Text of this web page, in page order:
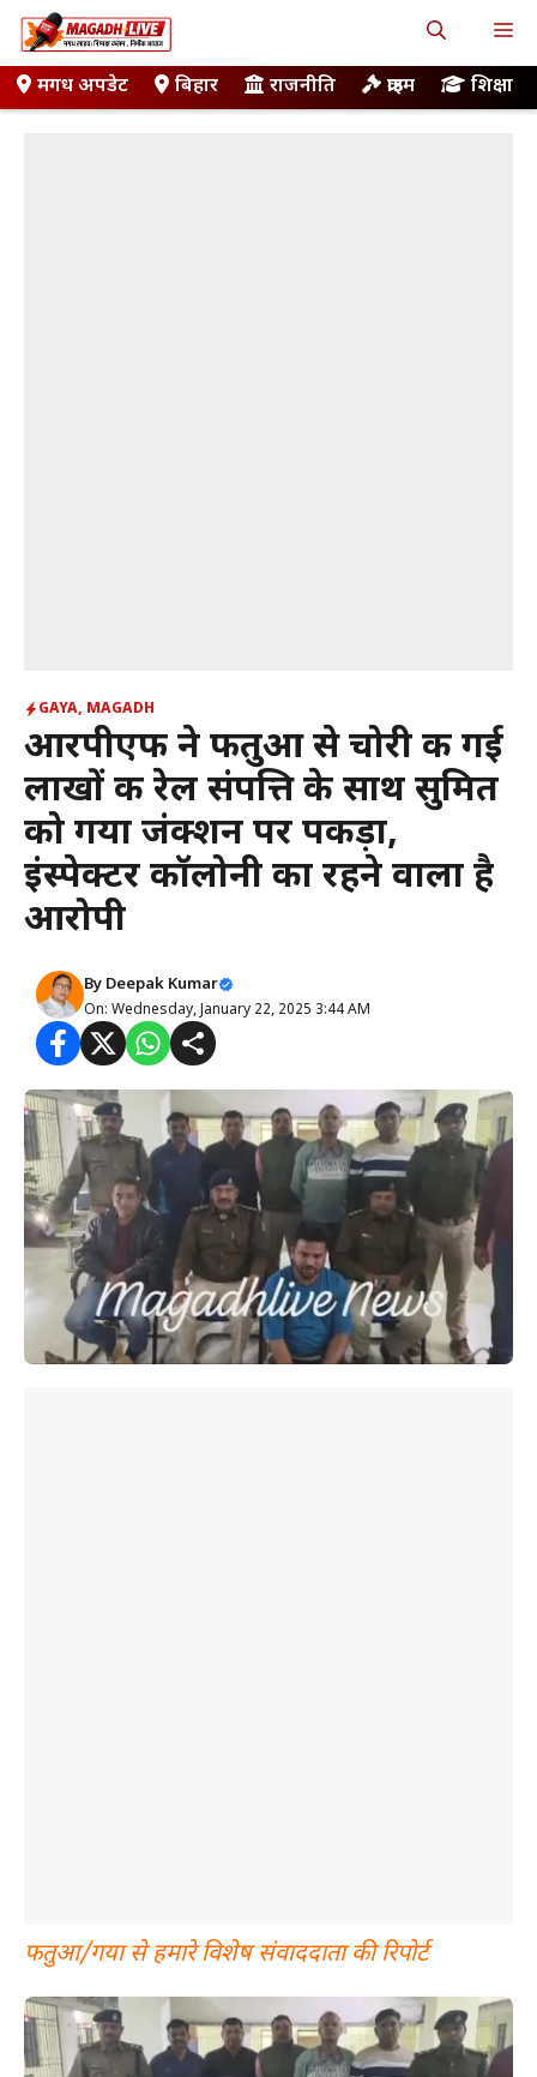
Skip
to
contentमगध अपडेट बिहार राजनीति क्राइम शिक्षा
GAYA, MAGADH
आरपीएफ ने फतुआ से चोरी की गई
लाखों की रेल संपत्ति के साथ सुमित
को गया जंक्शन पर पकड़ा,
इंस्पेक्टर कॉलोनी का रहने वाला है
आरोपी
By Deepak Kumar
On: Wednesday, January 22, 2025 3:44 AM
फतुआ/गया से हमारे विशेष संवाददाता की रिपोर्ट